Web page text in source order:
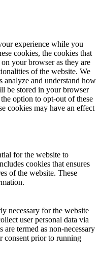
experience while you
cookies, the cookies that
on your browser as they are
of the website. We
analyze and understand how
be stored in your browser
option to opt-out of these
cookies may have an effect
for the website to
cookies that ensures
of the website. These
necessary for the website
user personal data via
are termed as non-necessary
consent prior to running